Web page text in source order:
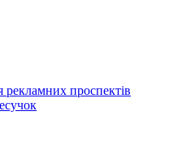
рекламних проспектів